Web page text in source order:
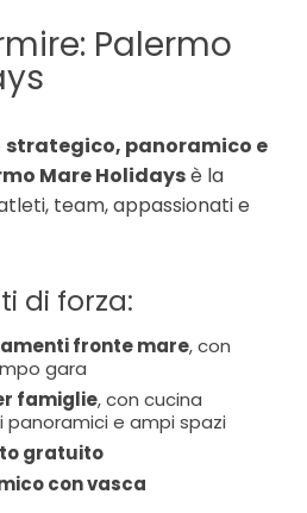
Palermo
strategico, panoramico e
Mare Holidaysè la
team, appassionati e
di forza:
fronte mare, con
gara
famiglie, con cucina
e ampi spazi
gratuito
con vasca